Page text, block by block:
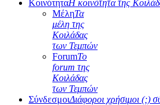
ΚοινότηταΗ κοινότητα της
ΜέληΤα
μέλη της
Κοιλάδας
των Τεμπών
ForumΤο
forum της
Κοιλάδας
των Τεμπών
ΣύνδεσμοιΔιάφοροι χρήσιμοι (;)